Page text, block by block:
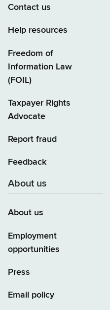
Contact us
Help resources
Freedom of
Information Law
(FOIL)
Taxpayer Rights
Advocate
Report fraud
Feedback
About us
About us
Employment
opportunities
Press
Email policy